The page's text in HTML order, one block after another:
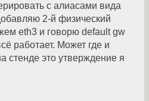
с алиасами вида
2-й физический
eth3 и говорю default gw
работает. Может где и
стенде это утверждение я